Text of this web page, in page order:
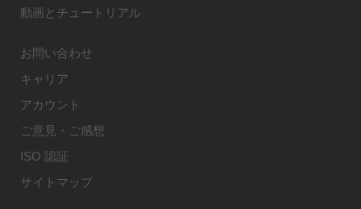
動画とチュートリアル
お問い合わせ
キャリア
アカウント
ご意見・ご感想
ISO 認証
サイトマップ